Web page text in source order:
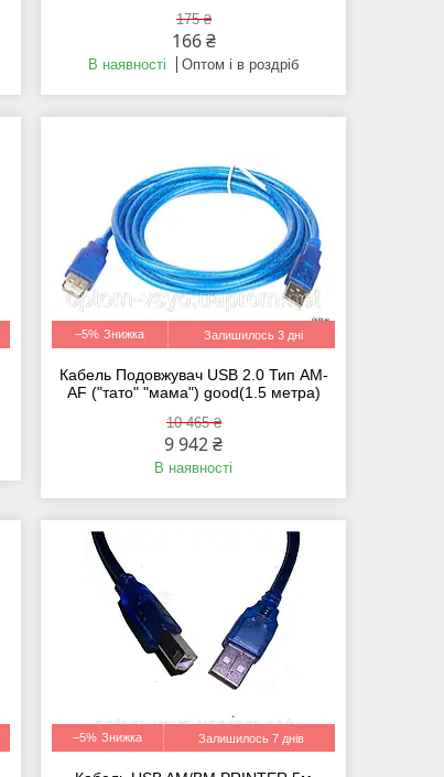
175 ₴
166 ₴
В наявності Оптом і в роздріб
–5% Залишилось 3 дні
Кабель Подовжувач USB 2.0 Тип AM-
AF ("тато" "мама") good(1.5 метра)
10 465 ₴
9 942 ₴
В наявності
–5% Залишилось 7 днів